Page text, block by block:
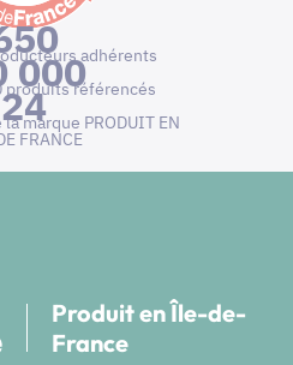
adhérents
000
produits référencés
24
marque PRODUIT EN
FRANCE
Produit en Île-de-
France